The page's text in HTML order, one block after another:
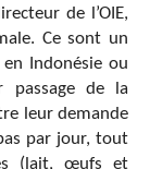
de l’OIE,
Ce sont un
Indonésie ou
de la
leur demande
par jour, tout
(lait, œufs et